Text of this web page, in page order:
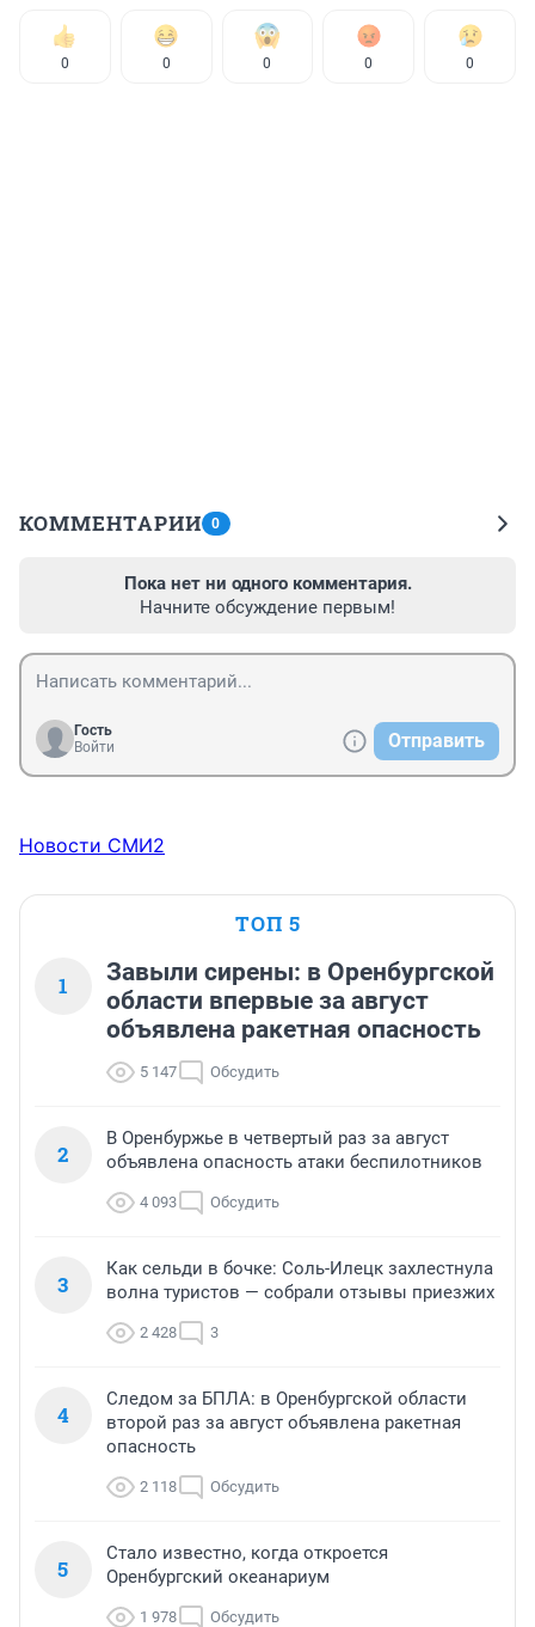
0 0 0 0 0
КОММЕНТАРИИ 0
Пока нет ни одного комментария.
Начните обсуждение первым!
Гость
Войти
Отправить
Новости СМИ2
ТОП 5
1
Завыли сирены: в Оренбургской
области впервые за август
объявлена ракетная опасность
5 147 Обсудить
2
В Оренбуржье в четвертый раз за август
объявлена опасность атаки беспилотников
4 093 Обсудить
3
Как сельди в бочке: Соль-Илецк захлестнула
волна туристов — собрали отзывы приезжих
2 428 3
4
Следом за БПЛА: в Оренбургской области
второй раз за август объявлена ракетная
опасность
2 118 Обсудить
5
Стало известно, когда откроется
Оренбургский океанариум
1 978 Обсудить